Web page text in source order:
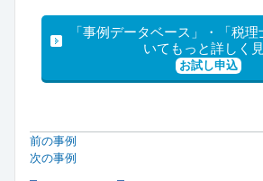
「事例データベース」・「税
いてもっと詳しく
お試し申込
前の事例
次の事例